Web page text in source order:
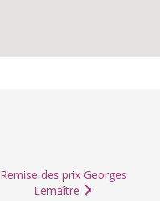
Remise des prix Georges
Lemaître